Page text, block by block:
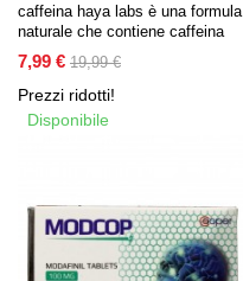
caffeina haya labs è una formula
naturale che contiene caffeina
come principio attivo. la sua
formula stimola l’attività mentale
e fisica, aumenta l’energia e la
concentrazione e aiuta a bruciare
il grasso in eccesso.
7,99 € 19,99 €
Prezzi ridotti!
Disponibile